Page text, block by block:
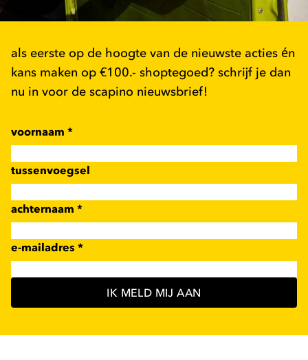
als eerste op de hoogte van de nieuwste acties én
kans maken op €100.- shoptegoed? schrijf je dan
nu in voor de scapino nieuwsbrief!
voornaam *
tussenvoegsel
achternaam *
e-mailadres *
IK MELD MIJ AAN